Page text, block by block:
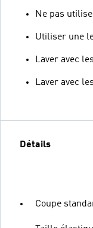
Ne pas
Utiliser une
Laver avec
Laver avec
Détails
Coupe